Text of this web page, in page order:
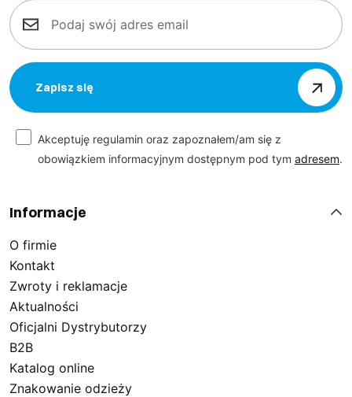
Zapisz się
Akceptuję regulamin oraz zapoznałem/am się z
obowiązkiem informacyjnym dostępnym pod tym adresem.
Informacje
O firmie
Kontakt
Zwroty i reklamacje
Aktualności
Oficjalni Dystrybutorzy
B2B
Katalog online
Znakowanie odzieży